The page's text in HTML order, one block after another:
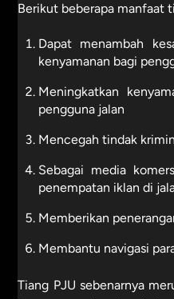
Berikut beberapa manfaat
Dapat menambah
kenyamanan bagi
Meningkatkan
pengguna jalan
Mencegah tindak
Sebagai media
penempatan iklan di
Memberikan
Membantu navigasi
Tiang PJU sebenarnya